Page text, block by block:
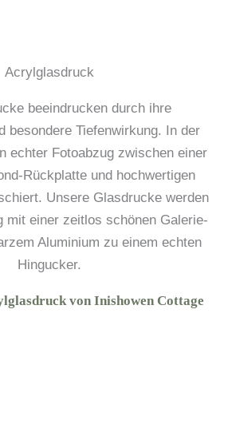
Acrylglasdruck
beeindrucken durch ihre
besondere Tiefenwirkung. In der
echter Fotoabzug zwischen einer
Rückplatte und hochwertigen
Unsere Glasdrucke werden
mit einer zeitlos schönen Galerie-
Aluminium zu einem echten
Hingucker.
von Inishowen Cottage